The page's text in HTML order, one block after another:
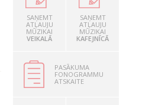
SAŅEMT
ATĻAUJU
MŪZIKAI
VEIKALĀ
SAŅEMT
ATĻAUJU
MŪZIKAI
KAFEJNĪCĀ
PASĀKUMA
FONOGRAMMU
ATSKAITE